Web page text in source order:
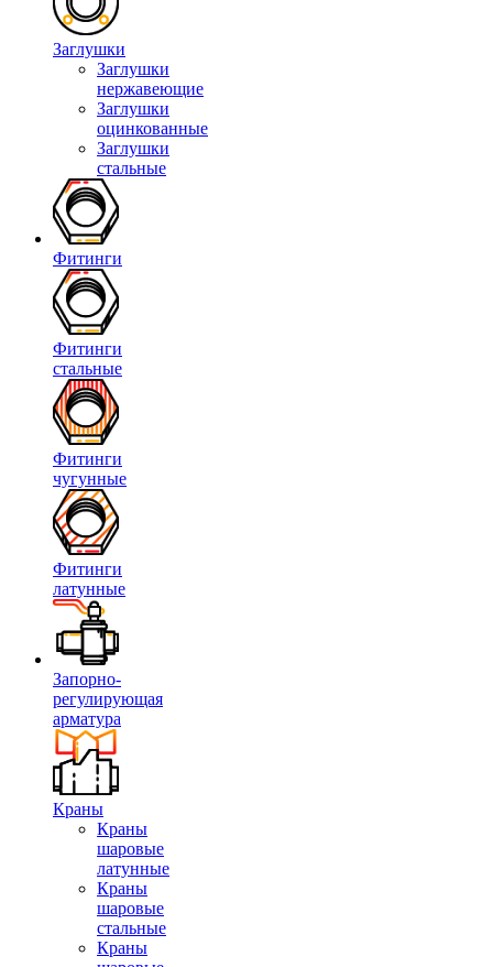
Заглушки
Заглушки
нержавеющие
Заглушки
оцинкованные
Заглушки
стальные
Фитинги
Фитинги
стальные
Фитинги
чугунные
Фитинги
латунные
Запорно-
регулирующая
арматура
Краны
Краны
шаровые
латунные
Краны
шаровые
стальные
Краны